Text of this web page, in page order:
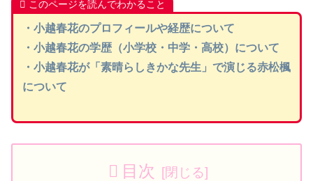
このページを読んでわかること
・小越春花のプロフィールや経歴について
・小越春花の学歴（小学校・中学・高校）について
・小越春花が「素晴らしきかな先生」で演じる赤松楓
について
目次